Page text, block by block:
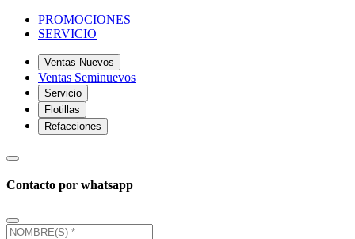
PROMOCIONES
SERVICIO
Ventas Nuevos
Ventas Seminuevos
Servicio
Flotillas
Refacciones
Contacto por whatsapp